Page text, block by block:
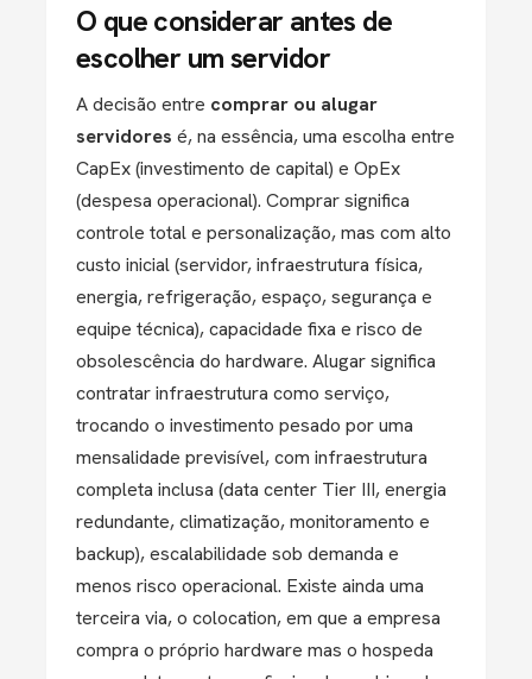
O que considerar antes de
escolher um servidor
A decisão entre comprar ou alugar
servidores é, na essência, uma escolha entre
CapEx (investimento de capital) e OpEx
(despesa operacional). Comprar significa
controle total e personalização, mas com alto
custo inicial (servidor, infraestrutura física,
energia, refrigeração, espaço, segurança e
equipe técnica), capacidade fixa e risco de
obsolescência do hardware. Alugar significa
contratar infraestrutura como serviço,
trocando o investimento pesado por uma
mensalidade previsível, com infraestrutura
completa inclusa (data center Tier III, energia
redundante, climatização, monitoramento e
backup), escalabilidade sob demanda e
menos risco operacional. Existe ainda uma
terceira via, o colocation, em que a empresa
compra o próprio hardware mas o hospeda